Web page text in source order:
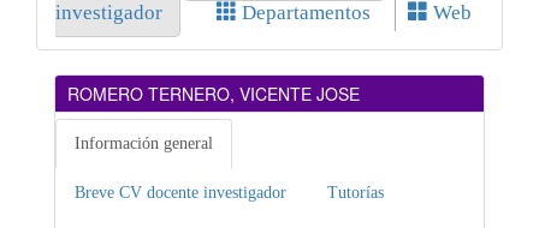
investigador
Departamentos Web
ROMERO TERNERO, VICENTE JOSE
Información general
Breve CV docente investigador Tutorías